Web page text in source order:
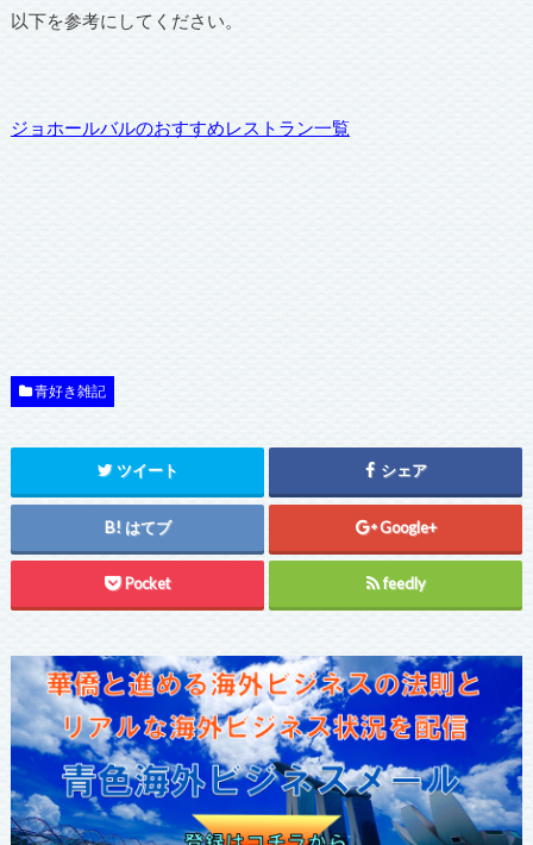
以下を参考にしてください。
ジョホールバルのおすすめレストラン一覧
青好き雑記
ツイート シェア
はてブ Google+
Pocket feedly